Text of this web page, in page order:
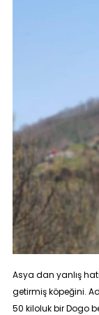
Asya dan yanlış
getirmiş köpeğini.
50 kiloluk birDogo